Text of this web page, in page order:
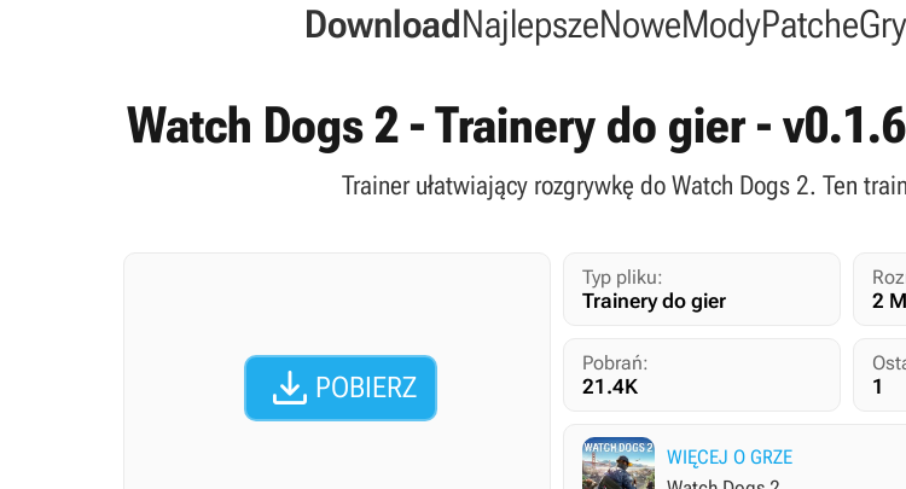
DownloadNajlepszeNoweModyPatche
Watch Dogs 2 - Trainery do gier -
Trainer ułatwiający rozgrywkę do Watch Dogs 2. Ten
 POBIERZ
Typ pliku:
Trainery do gier 2
Pobrań:
21.4K 1
WIĘCEJ O GRZE